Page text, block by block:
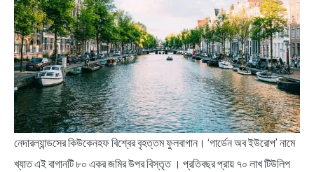
নেদারল্যান্ডসের কিউকেনহফ বিশ্বের বৃহত্তম ফুলবাগান। ‘গার্ডেন অব ইউরোপ’ নামে
খ্যাত এই বাগানটি ৮০ একর জমির উপর বিস্তৃত । প্রতিবছর প্রায় ৭০ লাখ টিউলিপ